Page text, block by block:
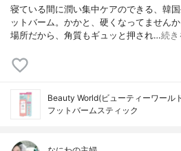
寝ている間に潤い集中ケアのできる、韓
ットバーム。かかと、硬くなってません
場所だから、角質もギュッと押され…続き
Beauty World(ビューティーワール
フットバームスティック